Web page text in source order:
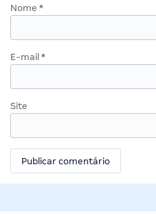
Nome *
E-mail *
Site